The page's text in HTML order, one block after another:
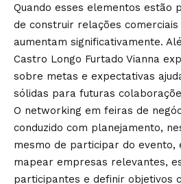
Quando esses elementos estão
de construir relações comerciais
aumentam significativamente.
Castro Longo Furtado Vianna
sobre metas e expectativas
sólidas para futuras
O networking em feiras de
conduzido com planejamento,
mesmo de participar do evento,
mapear empresas relevantes,
participantes e definir objetivos